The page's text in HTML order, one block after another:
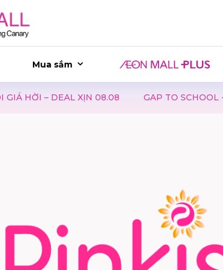
Mua sắm
08.08 GAP TO SCHOOL - NHẬN SET TÔ